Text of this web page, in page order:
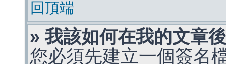
回頂端
» 我該如何在我的文章
您必須先建立一個簽名